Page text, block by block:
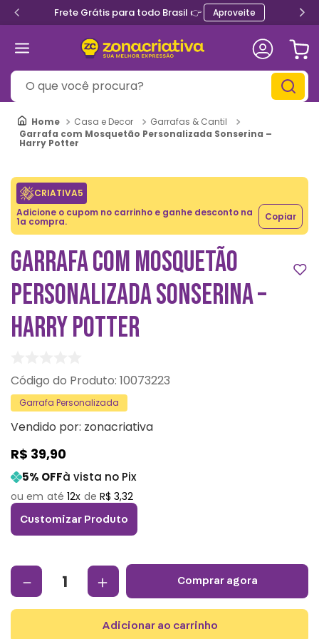
Frete Grátis para todo Brasil 👉 Aproveite
O que você procura?
Casa e Decor
Garrafas & Cantil
Garrafa com Mosquetão Personalizada Sonserina –
Harry Potter
CRIATIVA5
Adicione o cupom no carrinho e ganhe desconto na
1a compra. Copiar
GARRAFA COM MOSQUETÃO
PERSONALIZADA SONSERINA –
HARRY POTTER
: 10073223
Garrafa Personalizada
Vendido por: zonacriativa
R$ 39,90
5% OFFà vista no Pix
12 R$ 3,32
Customizar Produto
＋
－ comprar agora
adicionar ao carrinho